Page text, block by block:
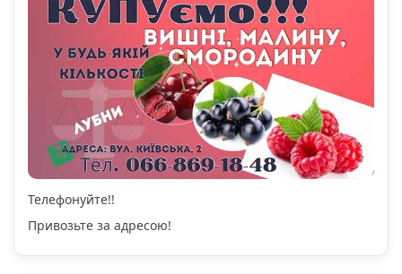
Телефонуйте!!
Привозьте за адресою!